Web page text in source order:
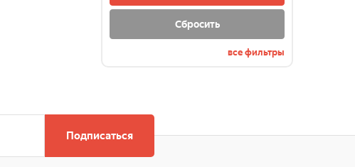
Сбросить
все фильтры
Подписаться